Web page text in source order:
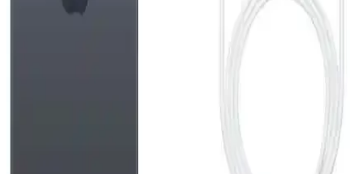
Reeder S19 Max, şık tasarım, güçlü performans ve dayanıklılığıyla
günlük kullanım için ideal bir akıllı telefon. 4GB RAM ve 64GB
avantajlarıyla günlük ve profesyonel kullanımda fark yaratıyor.